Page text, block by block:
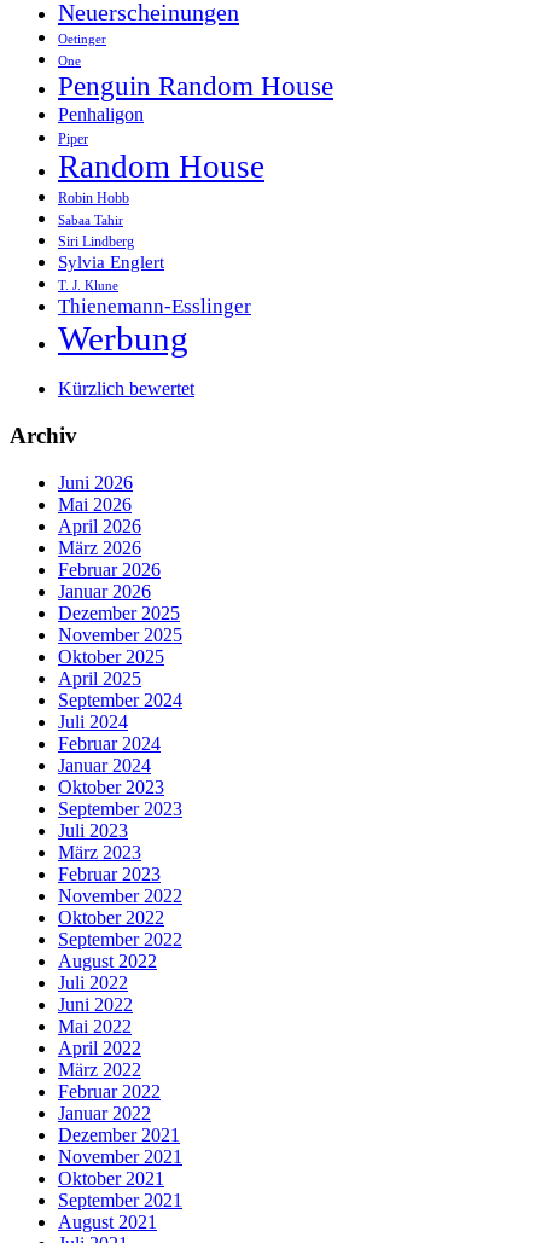
Neuerscheinungen
Oetinger
One
Penguin Random House
Penhaligon
Piper
Random House
Robin Hobb
Sabaa Tahir
Siri Lindberg
Sylvia Englert
T. J. Klune
Thienemann-Esslinger
Werbung
Kürzlich bewertet
Archiv
Juni 2026
Mai 2026
April 2026
März 2026
Februar 2026
Januar 2026
Dezember 2025
November 2025
Oktober 2025
April 2025
September 2024
Juli 2024
Februar 2024
Januar 2024
Oktober 2023
September 2023
Juli 2023
März 2023
Februar 2023
November 2022
Oktober 2022
September 2022
August 2022
Juli 2022
Juni 2022
Mai 2022
April 2022
März 2022
Februar 2022
Januar 2022
Dezember 2021
November 2021
Oktober 2021
September 2021
August 2021